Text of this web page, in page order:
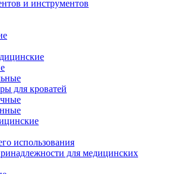
и инструментов
для кроватей
использования
для медицинских